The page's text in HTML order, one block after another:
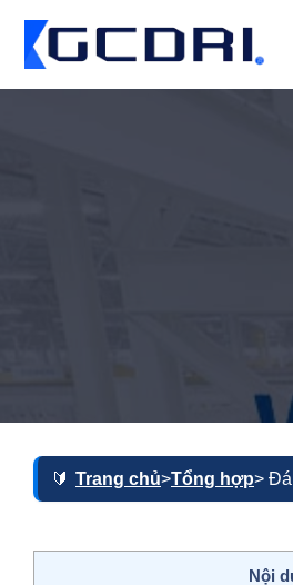
Trang chủ>Tổng hợp>
Nội